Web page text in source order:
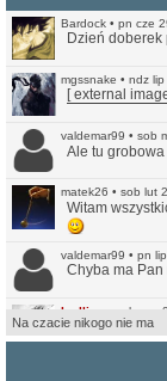
Bardock • pn cze
Dzień doberek
mgssnake • ndz
[ external
valdemar99 • sob
Ale tu
matek26 • sob lut
Witam
valdemar99 • pn
Chyba ma Pan
Ivellios sob cze
Raczej wątpię.
czytania na
pewno
Na czacie nikogo nie ma